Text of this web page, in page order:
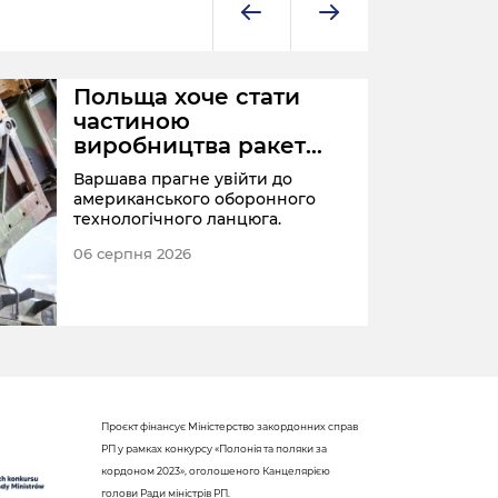
Польща хоче стати
частиною
виробництва ракет
Patriot
Варшава прагне увійти до
американського оборонного
технологічного ланцюга.
06 серпня 2026
Проєкт фінансує Міністерство закордонних справ
РП у рамках конкурсу «Полонія та поляки за
кордоном 2023», оголошеного Канцелярією
голови Ради міністрів РП.